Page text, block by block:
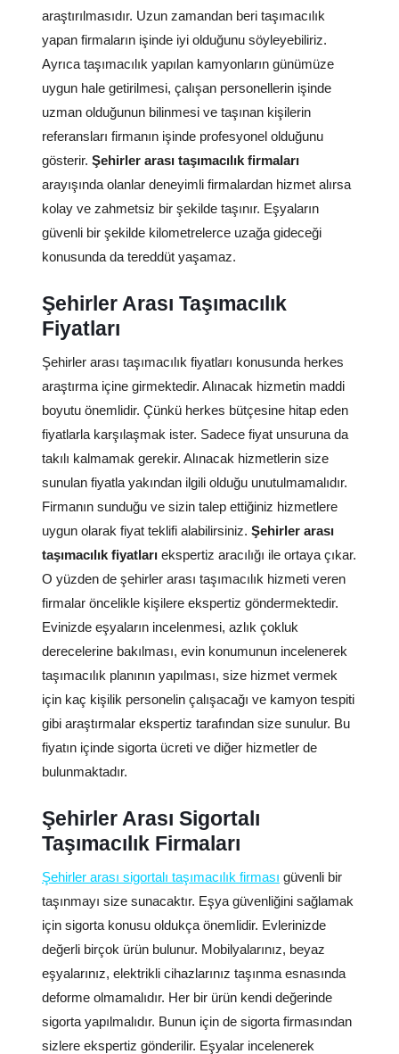
araştırılmasıdır. Uzun zamandan beri taşımacılık
yapan firmaların işinde iyi olduğunu söyleyebiliriz.
Ayrıca taşımacılık yapılan kamyonların günümüze
uygun hale getirilmesi, çalışan personellerin işinde
uzman olduğunun bilinmesi ve taşınan kişilerin
referansları firmanın işinde profesyonel olduğunu
gösterir. Şehirler arası taşımacılık firmaları
arayışında olanlar deneyimli firmalardan hizmet alırsa
kolay ve zahmetsiz bir şekilde taşınır. Eşyaların
güvenli bir şekilde kilometrelerce uzağa gideceği
konusunda da tereddüt yaşamaz.
Şehirler Arası Taşımacılık
Fiyatları
Şehirler arası taşımacılık fiyatları konusunda herkes
araştırma içine girmektedir. Alınacak hizmetin maddi
boyutu önemlidir. Çünkü herkes bütçesine hitap eden
fiyatlarla karşılaşmak ister. Sadece fiyat unsuruna da
takılı kalmamak gerekir. Alınacak hizmetlerin size
sunulan fiyatla yakından ilgili olduğu unutulmamalıdır.
Firmanın sunduğu ve sizin talep ettiğiniz hizmetlere
uygun olarak fiyat teklifi alabilirsiniz. Şehirler arası
taşımacılık fiyatları ekspertiz aracılığı ile ortaya çıkar.
O yüzden de şehirler arası taşımacılık hizmeti veren
firmalar öncelikle kişilere ekspertiz göndermektedir.
Evinizde eşyaların incelenmesi, azlık çokluk
derecelerine bakılması, evin konumunun incelenerek
taşımacılık planının yapılması, size hizmet vermek
için kaç kişilik personelin çalışacağı ve kamyon tespiti
gibi araştırmalar ekspertiz tarafından size sunulur. Bu
fiyatın içinde sigorta ücreti ve diğer hizmetler de
bulunmaktadır.
Şehirler Arası Sigortalı
Taşımacılık Firmaları
Şehirler arası sigortalı taşımacılık firması güvenli bir
taşınmayı size sunacaktır. Eşya güvenliğini sağlamak
için sigorta konusu oldukça önemlidir. Evlerinizde
değerli birçok ürün bulunur. Mobilyalarınız, beyaz
eşyalarınız, elektrikli cihazlarınız taşınma esnasında
deforme olmamalıdır. Her bir ürün kendi değerinde
sigorta yapılmalıdır. Bunun için de sigorta firmasından
sizlere ekspertiz gönderilir. Eşyalar incelenerek